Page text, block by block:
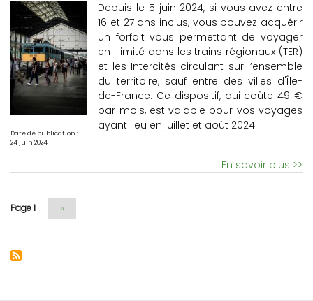
Date de publication :
24 juin 2024
Depuis le 5 juin 2024, si vous avez entre
16 et 27 ans inclus, vous pouvez acquérir
un forfait vous permettant de voyager
en illimité dans les trains régionaux (TER)
et les Intercités circulant sur l’ensemble
du territoire, sauf entre des villes d'Île-
de-France. Ce dispositif, qui coûte 49 €
par mois, est valable pour vos voyages
ayant lieu en juillet et août 2024.
En savoir plus >>
Page 1 Page
suivante
››